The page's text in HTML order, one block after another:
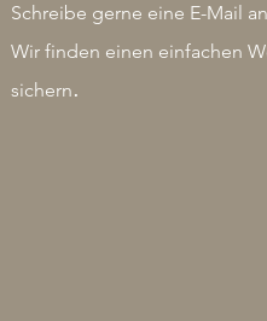
Schreibe gerne eine E-Mail an
Wir finden einen einfachen
sichern.